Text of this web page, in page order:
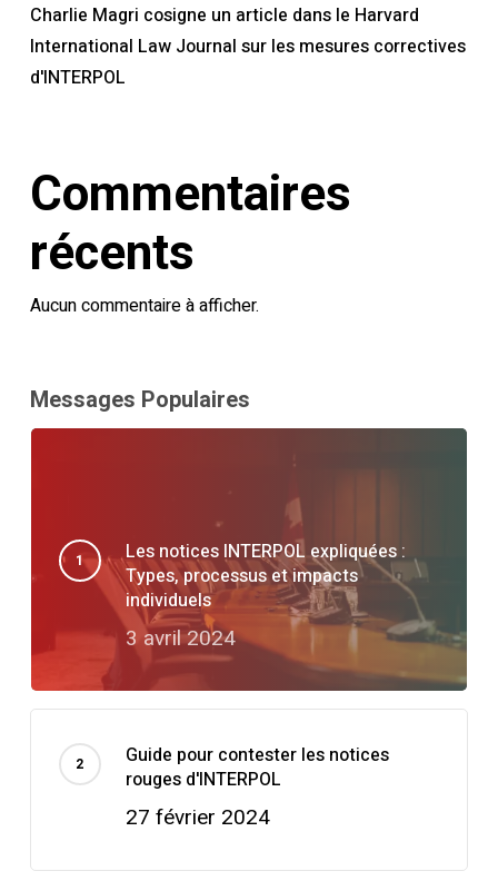
Charlie Magri cosigne un article dans le Harvard
International Law Journal sur les mesures correctives
d'INTERPOL
Commentaires
récents
Aucun commentaire à afficher.
Messages Populaires
Les notices INTERPOL expliquées :
Types, processus et impacts
individuels
3 avril 2024
Guide pour contester les notices
rouges d'INTERPOL
27 février 2024